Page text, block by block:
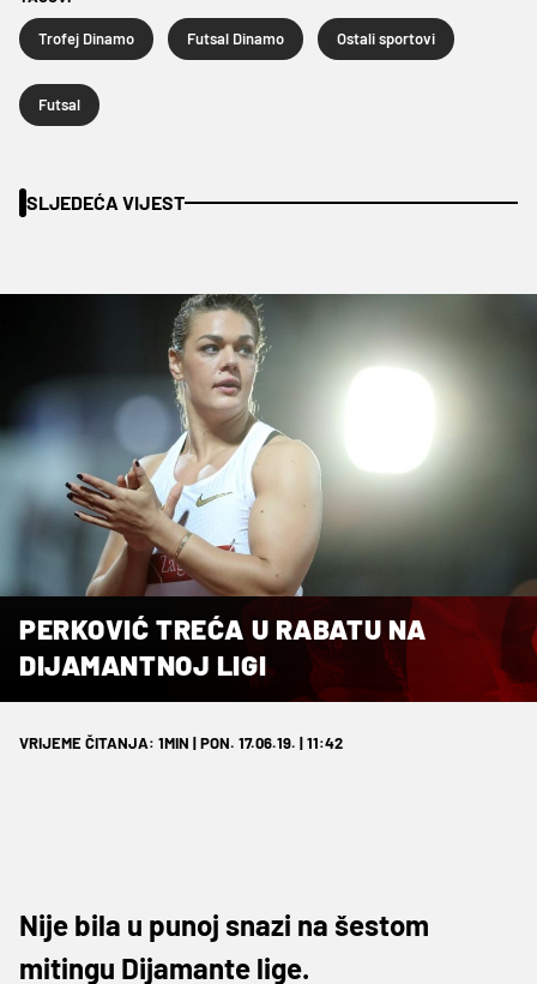
Trofej Dinamo Futsal Dinamo Ostali sportovi
Futsal
SLJEDEĆA VIJEST
PERKOVIĆ TREĆA U RABATU NA
DIJAMANTNOJ LIGI
VRIJEME ČITANJA: 1MIN | PON. 17.06.19. | 11:42
Nije bila u punoj snazi na šestom
mitingu Dijamante lige.